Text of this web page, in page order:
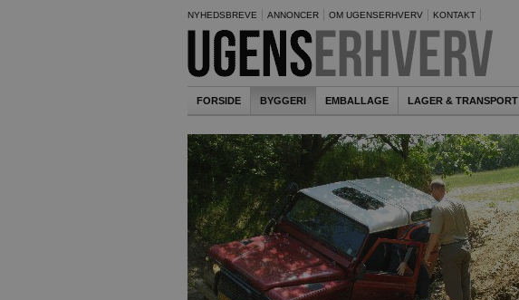
NYHEDSBREVE ANNONCER OM UGENSERHVERV KONTAKT
FORSIDE BYGGERI EMBALLAGE LAGER & TRANSPORT